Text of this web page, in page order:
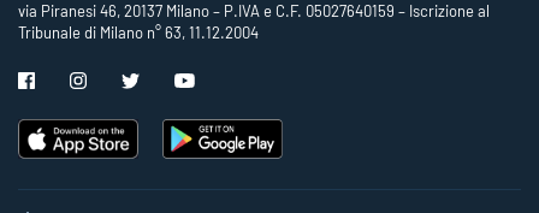
via Piranesi 46, 20137 Milano – P.IVA e C.F. 05027640159 – Iscrizione al
Tribunale di Milano n° 63, 11.12.2004